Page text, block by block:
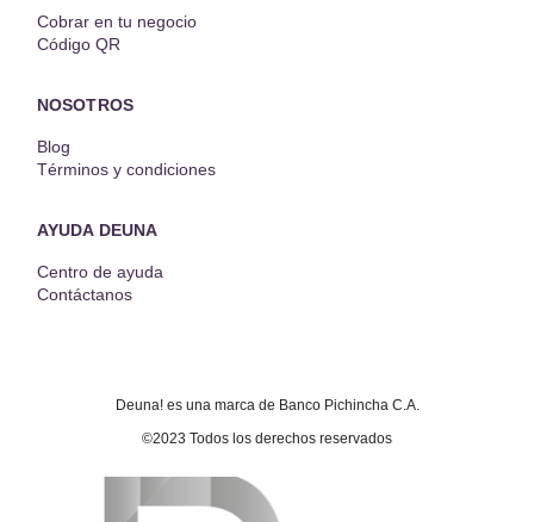
Cobrar en tu negocio
Código QR
NOSOTROS
Blog
Términos y condiciones
AYUDA DEUNA
Centro de ayuda
Contáctanos
Deuna! es una marca de Banco Pichincha C.A.
©2023 Todos los derechos reservados